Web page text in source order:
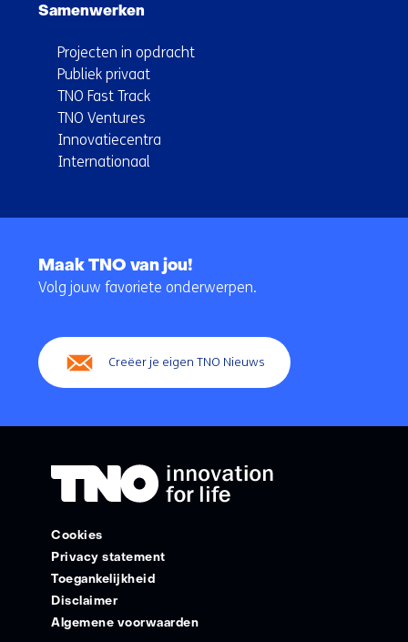
Samenwerken
Projecten in opdracht
Publiek privaat
TNO Fast Track
TNO Ventures
Innovatiecentra
Internationaal
navigatie
Maak TNO van jou!
Volg jouw favoriete onderwerpen.
Creëer je eigen TNO Nieuws
Cookies
Privacy statement
Toegankelijkheid
Disclaimer
Algemene voorwaarden